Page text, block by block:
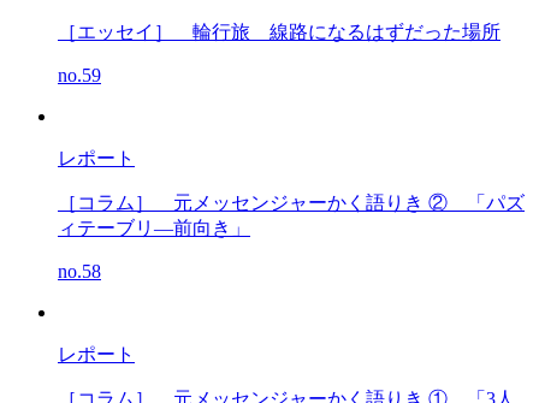
［エッセイ］ 輪行旅 線路になるはずだった場所
no.59
レポート
［コラム］ 元メッセンジャーかく語りき ②
「パズ
ィテーブリ―前向き」
no.58
レポート